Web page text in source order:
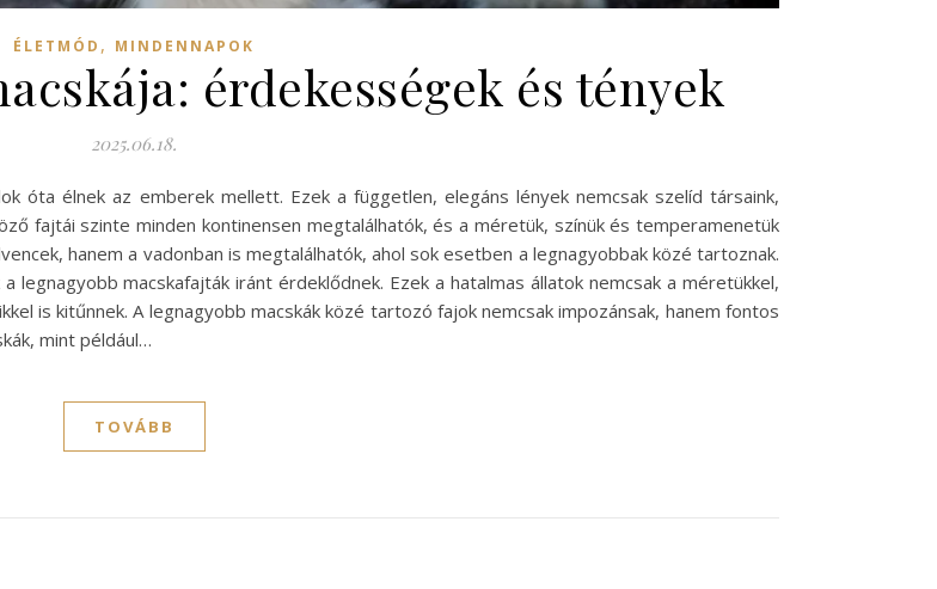
ÉLETMÓD , MINDENNAPOK
érdekességek és tények
2025.06.18.
óta élnek az emberek mellett. Ezek a független, elegáns lények nemcsak szelíd társaink,
fajtái szinte minden kontinensen megtalálhatók, és a méretük, színük és temperamenetük
hanem a vadonban is megtalálhatók, ahol sok esetben a legnagyobbak közé tartoznak.
macskafajták iránt érdeklődnek. Ezek a hatalmas állatok nemcsak a méretükkel,
is kitűnnek. A legnagyobb macskák közé tartozó fajok nemcsak impozánsak, hanem fontos
mint például…
TOVÁBB